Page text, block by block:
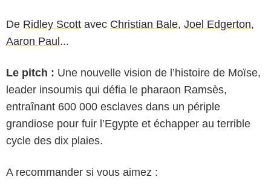
De Ridley Scott avec Christian Bale, Joel Edgerton,
Aaron Paul ...
Le pitch : Une nouvelle vision de l’histoire de Moïse,
leader insoumis qui défia le pharaon Ramsès,
entraînant 600 000 esclaves dans un périple
grandiose pour fuir l’Egypte et échapper au terrible
cycle des dix plaies.
A recommander si vous aimez :